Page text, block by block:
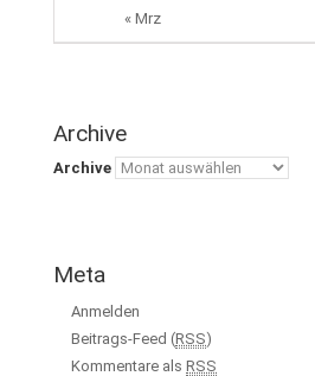
« Mrz
Archive
Archive
Meta
Anmelden
Beitrags-Feed (RSS)
Kommentare als RSS